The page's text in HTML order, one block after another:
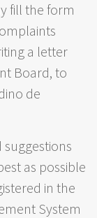
fill the form
a letter
Board, to
de
as possible
in the
System